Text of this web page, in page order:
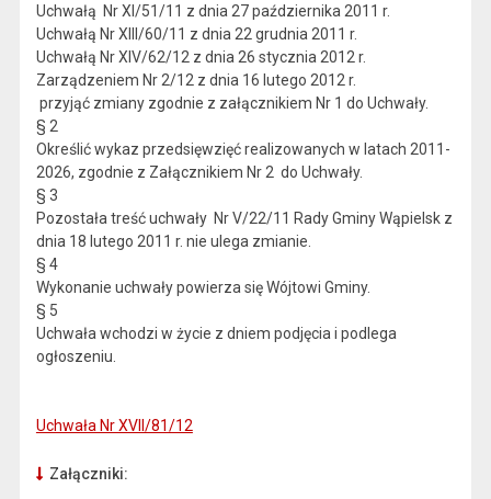
Uchwałą Nr XI/51/11 z dnia 27 października 2011 r.
Uchwałą Nr XIII/60/11 z dnia 22 grudnia 2011 r.
Uchwałą Nr XIV/62/12 z dnia 26 stycznia 2012 r.
Zarządzeniem Nr 2/12 z dnia 16 lutego 2012 r.
przyjąć zmiany zgodnie z załącznikiem Nr 1 do Uchwały.
§ 2
Określić wykaz przedsięwzięć realizowanych w latach 2011-
2026, zgodnie z Załącznikiem Nr 2 do Uchwały.
§ 3
Pozostała treść uchwały Nr V/22/11 Rady Gminy Wąpielsk z
dnia 18 lutego 2011 r. nie ulega zmianie.
§ 4
Wykonanie uchwały powierza się Wójtowi Gminy.
§ 5
Uchwała wchodzi w życie z dniem podjęcia i podlega
ogłoszeniu.
Uchwała Nr XVII/81/12
Załączniki: